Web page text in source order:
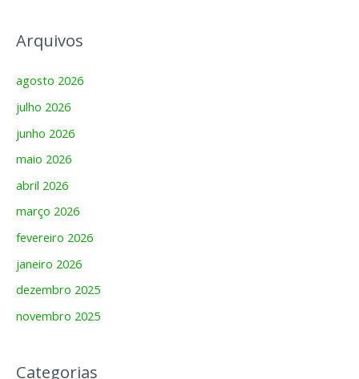
Arquivos
agosto 2026
julho 2026
junho 2026
maio 2026
abril 2026
março 2026
fevereiro 2026
janeiro 2026
dezembro 2025
novembro 2025
Categorias